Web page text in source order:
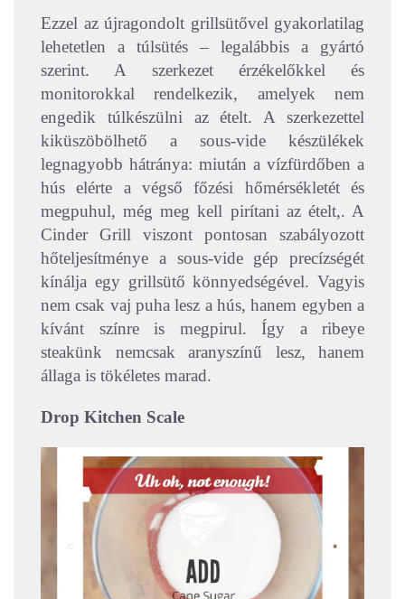
Ezzel az újragondolt grillsütővel gyakorlatilag
lehetetlen a túlsütés – legalábbis a gyártó
szerint. A szerkezet érzékelőkkel és
monitorokkal rendelkezik, amelyek nem
engedik túlkészülni az ételt. A szerkezettel
kiküszöbölhető a sous-vide készülékek
legnagyobb hátránya: miután a vízfürdőben a
hús elérte a végső főzési hőmérsékletét és
megpuhul, még meg kell pirítani az ételt,. A
Cinder Grill viszont pontosan szabályozott
hőteljesítménye a sous-vide gép precízségét
kínálja egy grillsütő könnyedségével. Vagyis
nem csak vaj puha lesz a hús, hanem egyben a
kívánt színre is megpirul. Így a ribeye
steakünk nemcsak aranyszínű lesz, hanem
állaga is tökéletes marad.
Drop Kitchen Scale